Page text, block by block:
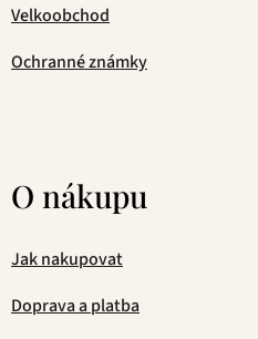
Velkoobchod
Ochranné známky
O nákupu
Jak nakupovat
Doprava a platba